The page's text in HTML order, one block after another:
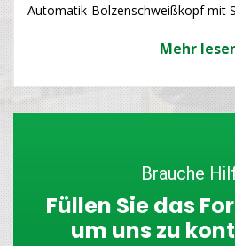
Automatik-Bolzenschweißkopf mit
Mehr
Brauche
Füllen Sie das
um uns zu